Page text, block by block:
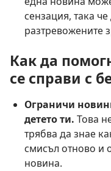
сензация, така
разтревожените
Как да
се справи с
Ограничи
детето ти. Това
трябва да знае
смисъл отново и
новина.